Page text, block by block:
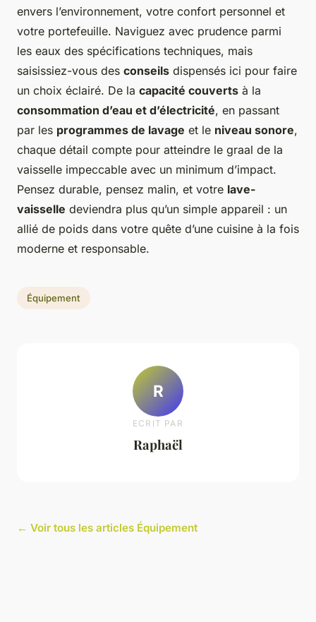
envers l’environnement, votre confort personnel et
votre portefeuille. Naviguez avec prudence parmi
les eaux des spécifications techniques, mais
saisissiez-vous des conseils dispensés ici pour faire
un choix éclairé. De la capacité couverts à la
consommation d’eau et d’électricité, en passant
par les programmes de lavage et le niveau sonore,
chaque détail compte pour atteindre le graal de la
vaisselle impeccable avec un minimum d’impact.
Pensez durable, pensez malin, et votre lave-
vaisselle deviendra plus qu’un simple appareil : un
allié de poids dans votre quête d’une cuisine à la fois
moderne et responsable.
Équipement
R
ECRIT PAR
Raphaël
← Voir tous les articles Équipement